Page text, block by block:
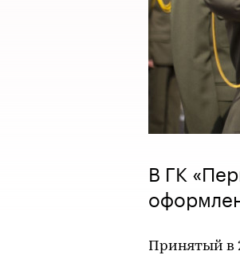
В ГК
Принятый в